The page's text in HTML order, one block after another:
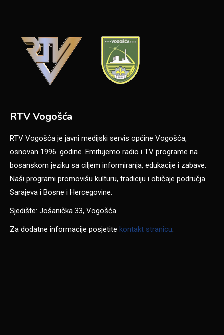
RTV Vogošća
RTV Vogošća je javni medijski servis općine Vogošća,
osnovan 1996. godine. Emitujemo radio i TV programe na
bosanskom jeziku sa ciljem informiranja, edukacije i zabave.
Naši programi promovišu kulturu, tradiciju i običaje područja
Sarajeva i Bosne i Hercegovine.
Sjedište: Jošanička 33, Vogošća
Za dodatne informacije posjetite kontakt stranicu